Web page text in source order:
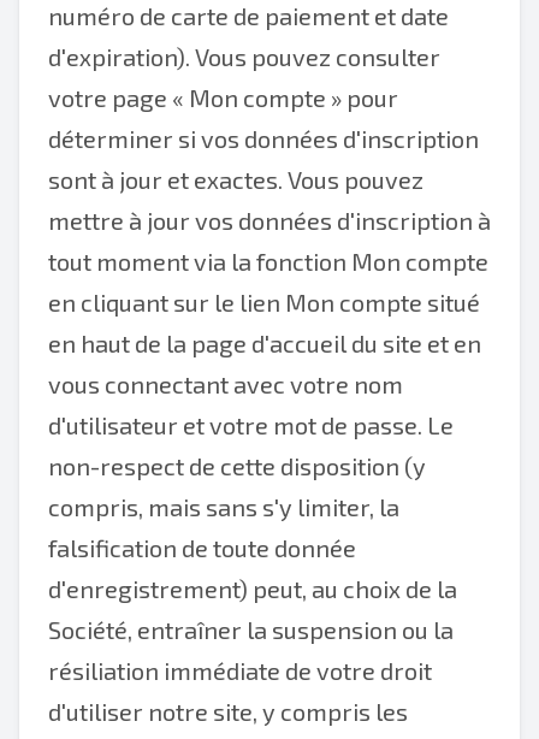
numéro de carte de paiement et date
d'expiration). Vous pouvez consulter
votre page « Mon compte » pour
déterminer si vos données d'inscription
sont à jour et exactes. Vous pouvez
mettre à jour vos données d'inscription à
tout moment via la fonction Mon compte
en cliquant sur le lien Mon compte situé
en haut de la page d'accueil du site et en
vous connectant avec votre nom
d'utilisateur et votre mot de passe. Le
non-respect de cette disposition (y
compris, mais sans s'y limiter, la
falsification de toute donnée
d'enregistrement) peut, au choix de la
Société, entraîner la suspension ou la
résiliation immédiate de votre droit
d'utiliser notre site, y compris les